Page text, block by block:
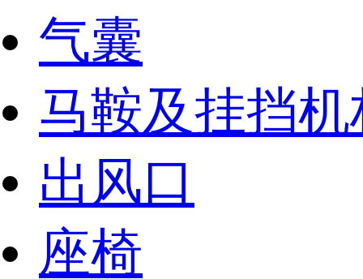
气囊
马鞍及挂挡机
出风口
座椅